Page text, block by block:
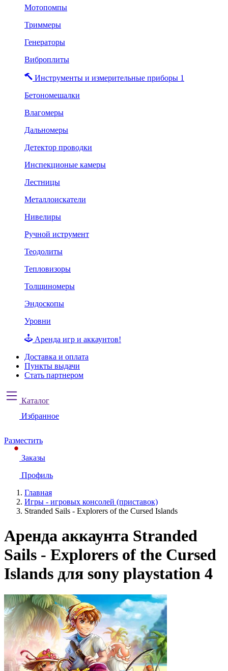
Мотопомпы
Триммеры
Генераторы
Виброплиты
Инструменты и измерительные приборы 1
Бетономешалки
Влагомеры
Дальномеры
Детектор проводки
Инспекционые камеры
Лестницы
Металлоискатели
Нивелиры
Ручной иструмент
Теодолиты
Тепловизоры
Толщиномеры
Эндоскопы
Уровни
Аренда игр и аккаунтов!
Доставка и оплата
Пункты выдачи
Стать партнером
Каталог
Избранное
Разместить
Заказы
Профиль
Главная
Игры - игровых консолей (приставок)
Stranded Sails - Explorers of the Cursed Islands
Аренда аккаунта Stranded
Sails - Explorers of the Cursed
Islands для sony playstation 4